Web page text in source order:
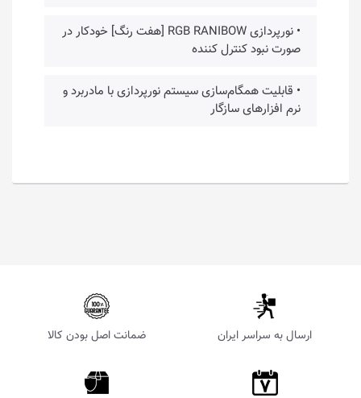
• نورپردازی RGB RANIBOW [هفت رنگ] خودکار در
صورت نبود کنترل کننده
• قابلیت همگام‌سازی سیستم نورپردازی با مادربرد و
نرم افزارهای سازگار
ارسال به سراسر ایران ضمانت اصل بودن کالا